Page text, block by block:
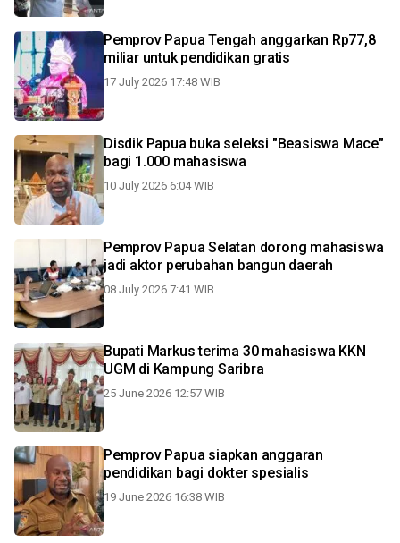
Pemprov Papua Tengah anggarkan Rp77,8
miliar untuk pendidikan gratis
17 July 2026 17:48 WIB
Disdik Papua buka seleksi "Beasiswa Mace"
bagi 1.000 mahasiswa
10 July 2026 6:04 WIB
Pemprov Papua Selatan dorong mahasiswa
jadi aktor perubahan bangun daerah
08 July 2026 7:41 WIB
Bupati Markus terima 30 mahasiswa KKN
UGM di Kampung Saribra
25 June 2026 12:57 WIB
Pemprov Papua siapkan anggaran
pendidikan bagi dokter spesialis
19 June 2026 16:38 WIB